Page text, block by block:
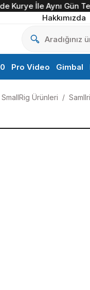
İle Aynı Gün
Hakkımızda
Pro Video Gimbal
SmallRig Ürünleri